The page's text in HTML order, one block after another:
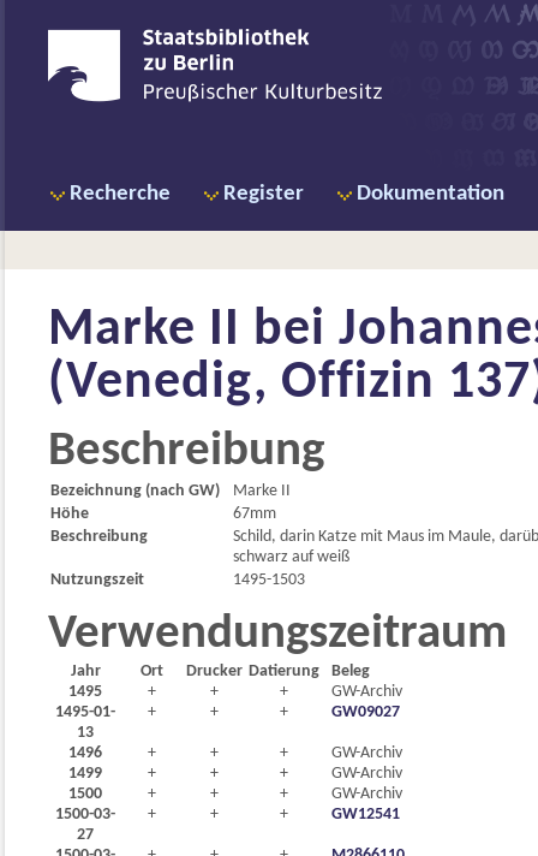
Recherche Register Dokumentation
Marke II bei
(Venedig, Offizin
Beschreibung
Bezeichnung (nach GW)
Marke II
Höhe
67mm
Beschreibung
Schild, darin Katze mit Maus im Maule,
schwarz auf weiß
Nutzungszeit
1495-1503
Verwendungszeitraum
Jahr Ort Drucker Datierung
Beleg
1495
+ + +
GW-Archiv
1495-01-
13
+ + + GW09027
1496 + + +
GW-Archiv
1499
+ + +
GW-Archiv
1500
+ + +
GW-Archiv
1500-03-
27
+ + + GW12541